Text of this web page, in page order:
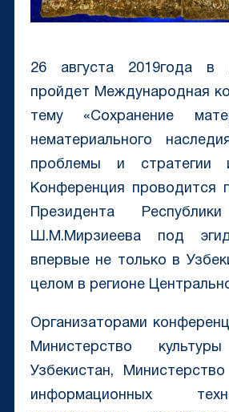
26 августа 2019года в
пройдет Международная
тему «Сохранение
нематериального
проблемы и стратегии
Конференция проводится
Президента
Ш.М.Мирзиеева под
впервые не только в
целом в регионе
Организаторами
Министерство
Узбекистан,
информационных